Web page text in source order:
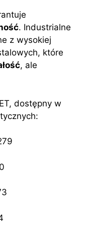
. Industrialne
z wysokiej
które
, ale
dostępny w